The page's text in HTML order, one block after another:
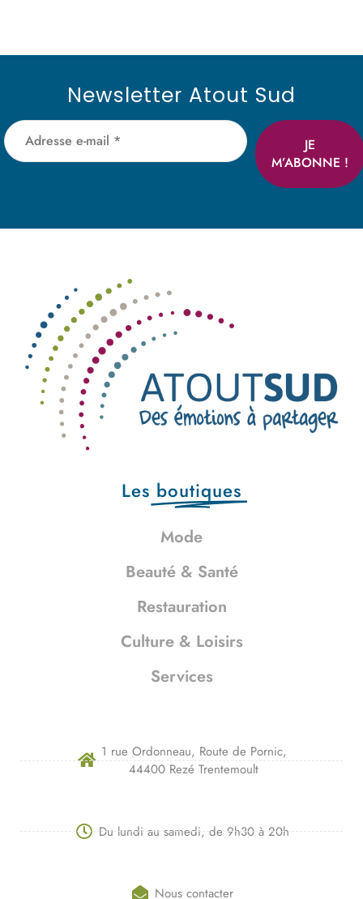
Newsletter Atout Sud
Les boutiques
Mode
Beauté & Santé
Restauration
Culture & Loisirs
Services
1 rue Ordonneau, Route de Pornic,
44400 Rezé Trentemoult
Du lundi au samedi, de 9h30 à 20h
Nous contacter